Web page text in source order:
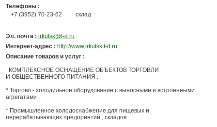
Телефоны :
+7 (3952) 70-23-62
склад
Эл. почта : irkutsk@t-d.ru
Интернет-адрес : http://www.irkutsk.t-d.ru
Описание товаров и услуг :
КОМПЛЕКСНОЕ ОСНАЩЕНИЕ ОБЪЕКТОВ ТОРГОВЛИ
И ОБЩЕСТВЕННОГО ПИТАНИЯ .
* Торгово - холодильное оборудование c выносными и встроенными
агрегатами .
* Промышленное холодоснабжение для пищевых и
перерабатывающих предприятий , складов .